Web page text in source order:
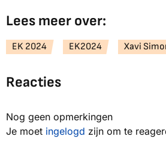
Lees meer over:
EK 2024 EK2024 Xavi
Reacties
Nog geen opmerkingen
Je moet ingelogd zijn om te